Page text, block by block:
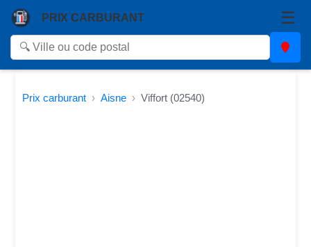
PRIX CARBURANT ☰
Prix carburant Aisne Viffort (02540)